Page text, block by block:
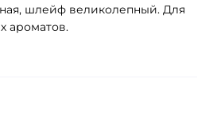
шлейф великолепный. Для
ароматов.